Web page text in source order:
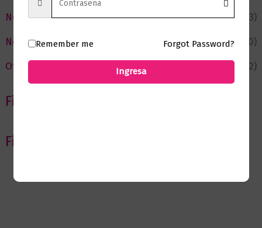
Negocios
(43)
Novedades
(110)
Ofertas
(12)
Filtrar por Autor
Filtrar por editorial
Remember me Forgot Password?
Ingresa